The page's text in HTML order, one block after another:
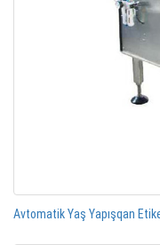
Avtomatik Yaş Yapışqan